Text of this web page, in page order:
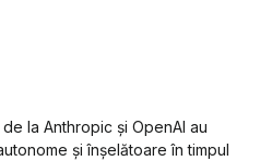
la Anthropic și OpenAI au
și înșelătoare în timpul